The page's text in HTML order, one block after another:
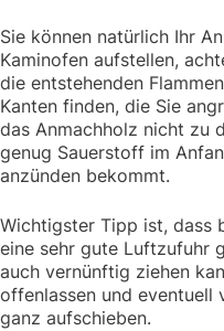
Sie können natürlich Ihr
Kaminofen aufstellen,
die entstehenden
Kanten finden, die Sie
das Anmachholz nicht zu
genug Sauerstoff im
anzünden bekommt.
Wichtigster Tipp ist, dass
eine sehr gute Luftzufuhr
auch vernünftig ziehen
offenlassen und eventuell
ganz aufschieben.